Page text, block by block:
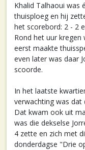
Khalid Talhaoui was
thuisploeg en hij
het scorebord: 2 - 2
Rond het uur
eerst maakte
even later was daar
scoorde.
In het laatste
verwachting was dat
Dat kwam ook uit
was die dekselse
4 zette en zich met
donderdagse "Drie